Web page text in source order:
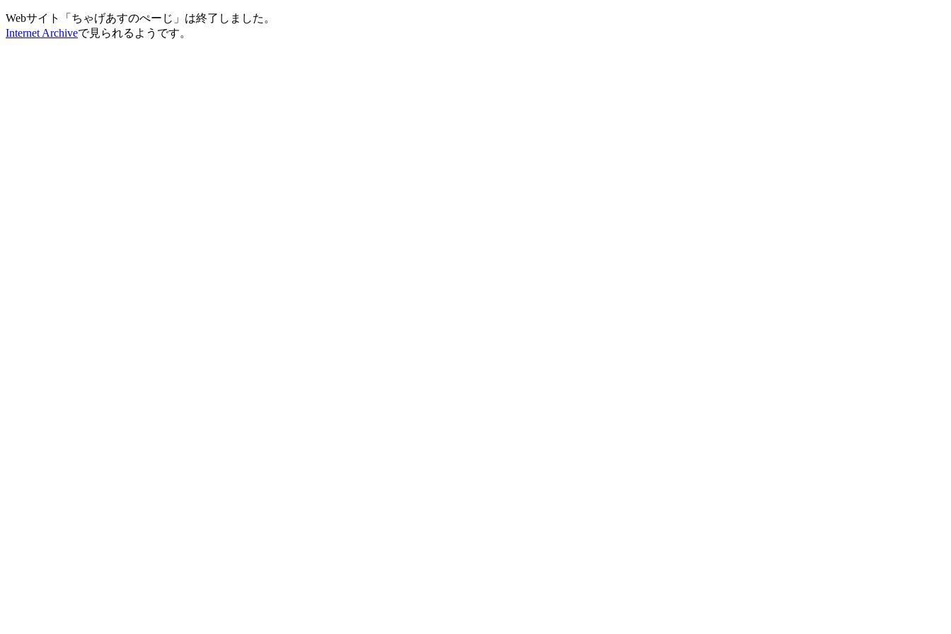
Webサイト「ちゃげあすのぺーじ」は終了しました。
Internet Archiveで見られるようです。